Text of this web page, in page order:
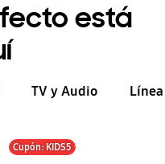
está
TV y Audio
Cupón: KIDS5